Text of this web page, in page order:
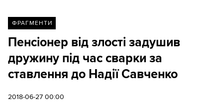
ФРАГМЕНТИ
Пенсіонер від злості задушив
дружину під час сварки за
ставлення до Надії Савченко
2018-06-27 00:00